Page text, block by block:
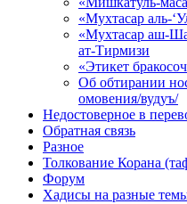
«Мухтасар аль-
«Мухтасар аш-
ат-Тирмизи
«Этикет
Об обтирании
омовения/вудуъ/
Недостоверное в
Обратная связь
Разное
Толкование Корана
Форум
Хадисы на разные